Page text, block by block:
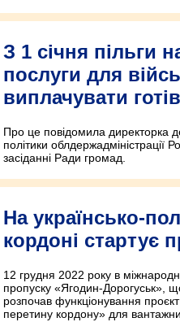
З 1 січня пільги
послуги для
виплачувати
Про це повідомила директорка
політики облдержадміністрації
засіданні Ради громад.
На українсько-
кордоні стартує
12 грудня 2022 року в
пропуску «Ягодин-Дорогуськ»,
розпочав функціонування
перетину кордону» для